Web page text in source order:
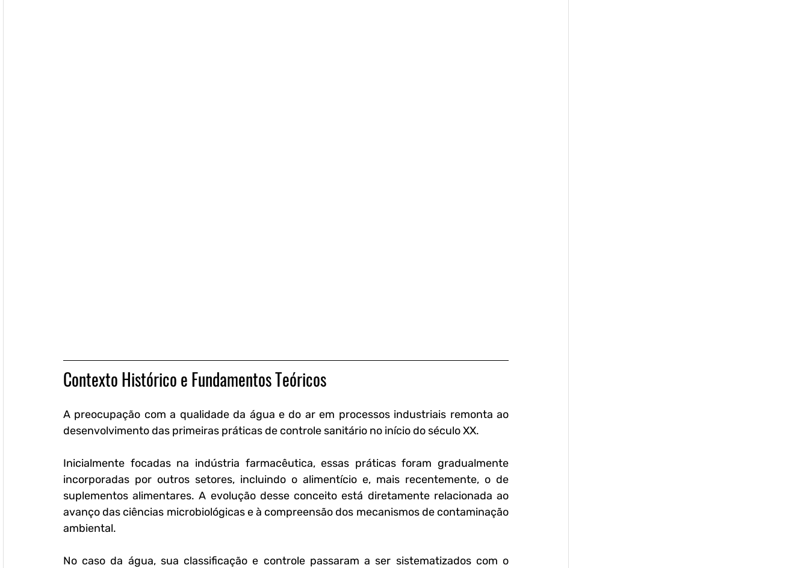
Contexto Histórico e Fundamentos Teóricos
A preocupação com a qualidade da água e do ar em processos industriais remonta ao
desenvolvimento das primeiras práticas de controle sanitário no início do século XX.
Inicialmente focadas na indústria farmacêutica, essas práticas foram gradualmente
incorporadas por outros setores, incluindo o alimentício e, mais recentemente, o de
suplementos alimentares. A evolução desse conceito está diretamente relacionada ao
avanço das ciências microbiológicas e à compreensão dos mecanismos de contaminação
ambiental.
No caso da água, sua classificação e controle passaram a ser sistematizados com o